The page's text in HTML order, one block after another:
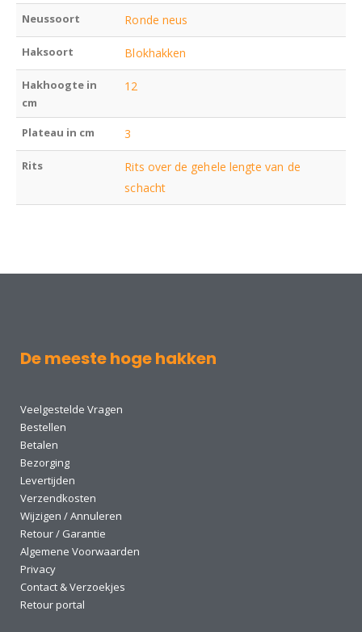
Neussoort Ronde neus
Haksoort Blokhakken
Hakhoogte in
cm
12
Plateau in cm 3
Rits
Rits over de gehele lengte van de
schacht
De meeste hoge hakken
Veelgestelde Vragen
Bestellen
Betalen
Bezorging
Levertijden
Verzendkosten
Wijzigen / Annuleren
Retour / Garantie
Algemene Voorwaarden
Privacy
Contact & Verzoekjes
Retour portal